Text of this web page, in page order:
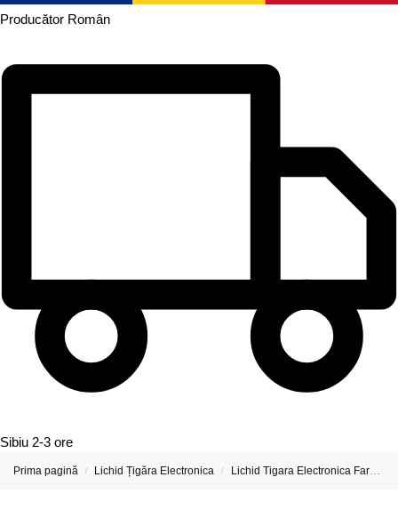
Producător Român
Sibiu 2-3 ore
Prima pagină / Lichid Țigăra Electronica / Lichid Tigara Electronica Fara Nicotina